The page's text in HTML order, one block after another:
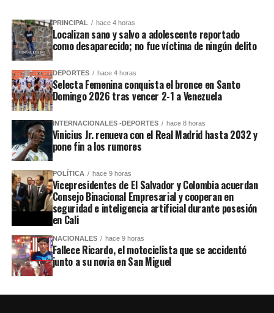
PRINCIPAL hace 4 horas
Localizan sano y salvo a adolescente reportado
como desaparecido; no fue víctima de ningún delito
DEPORTES hace 4 horas
Selecta Femenina conquista el bronce en Santo
Domingo 2026 tras vencer 2-1 a Venezuela
INTERNACIONALES -DEPORTES hace 8 horas
Vinicius Jr. renueva con el Real Madrid hasta 2032 y
pone fin a los rumores
POLÍTICA hace 9 horas
Vicepresidentes de El Salvador y Colombia acuerdan
Consejo Binacional Empresarial y cooperan en
seguridad e inteligencia artificial durante posesión
en Cali
NACIONALES hace 9 horas
Fallece Ricardo, el motociclista que se accidentó
junto a su novia en San Miguel